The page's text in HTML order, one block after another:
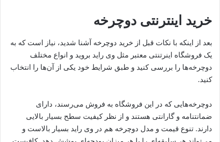
خرید اینترنتی دوچرخه
بعد از اینکه با نکات قبل از خرید دوچرخه آشنا شدید، نیاز است که به
یک فروشگاه اینرتنتی معتبر مثل وی راید بروید و انواع مختلف
دوچرخه‌ها را بررسی کنید و طبق شرایط خود یکی از آن‌ها را انتخاب
کنید.
دوچرخه‌هایی که در این فروشگاه به فروش می‌رسند، دارای
ضمانتنامه و گارانتی هستند و از نظر کیفیت سطح بسیار بالایی
دارند. تنوع قیمت و مدل دوچرخه هم در وی راید بسیار بالاست و